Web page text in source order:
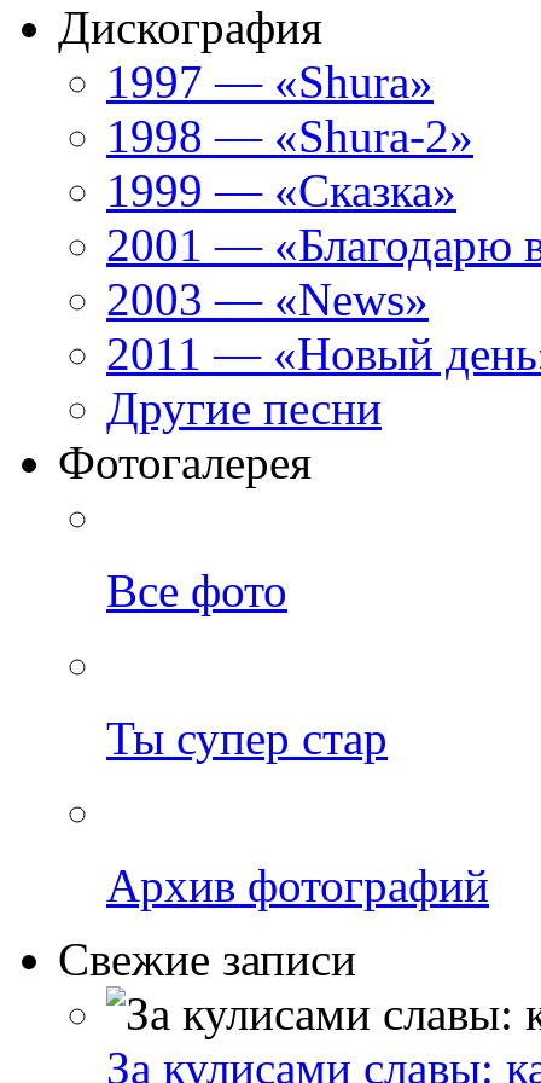
Дискография
1997 — «Shura»
1998 — «Shura-2»
1999 — «Сказка»
2001 — «Благодарю
2003 — «News»
2011 — «Новый
Другие песни
Фотогалерея
Все фото
Ты супер стар
Архив фотографий
Свежие записи
За кулисами славы: